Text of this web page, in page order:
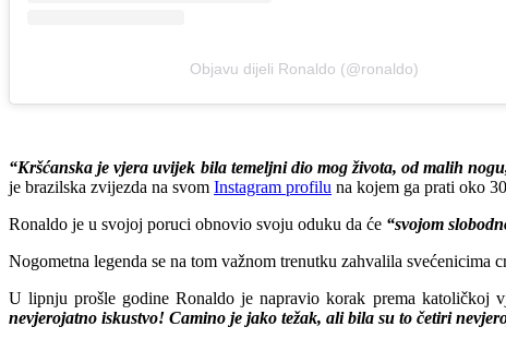
Objavu dijeli Ronaldo (@ronaldo)
“Kršćanska je vjera uvijek bila temeljni dio mog života, od malih
je brazilska zvijezda na svom Instagram profilu na kojem ga prati oko
Ronaldo je u svojoj poruci obnovio svoju oduku da će “svojom
Nogometna legenda se na tom važnom trenutku zahvalila
U lipnju prošle godine Ronaldo je napravio korak prema katoličkoj
nevjerojatno iskustvo! Camino je jako težak, ali bila su to četiri